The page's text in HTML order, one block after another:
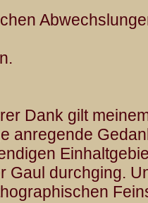
Dank gilt
anregende
Gaul durchging.